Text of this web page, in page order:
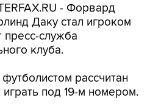
- Форвард
Даку стал игроком
пресс-служба
клуба.
рассчитан
под 19-м номером.